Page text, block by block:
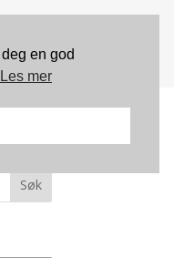
en god
Les mer